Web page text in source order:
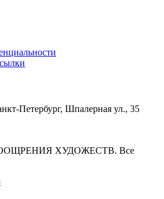
Петербург, Шпалерная ул., 35
ХУДОЖЕСТВ. Все